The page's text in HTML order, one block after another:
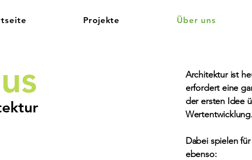
Projekte Über uns
Architektur ist
erfordert eine
der ersten Idee
Wertentwicklung.
Dabei spielen
ebenso: